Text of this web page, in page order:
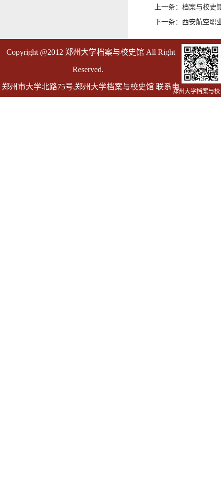
上一条：档案与校
下一条：西安航空职
Copyright @2012 郑州大学档案与校史馆 All Right
Reserved.
郑州市大学北路75号,郑州大学档案与校史馆 联系电
郑州大学档案与校